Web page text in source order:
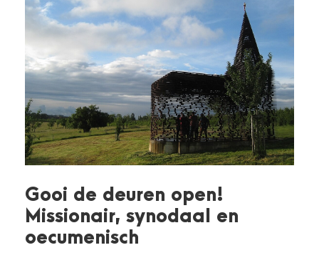
Gooi de deuren open!
Missionair, synodaal en
oecumenisch